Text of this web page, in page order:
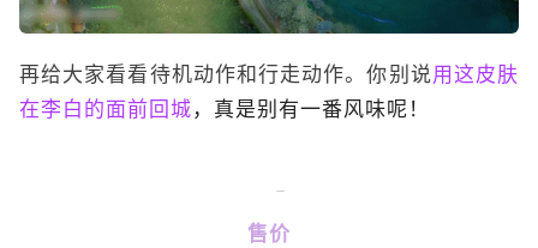
再给大家看看待机动作和行走动作。你别说用这皮肤
在李白的面前回城 ，真是别有一番风味呢！
售价